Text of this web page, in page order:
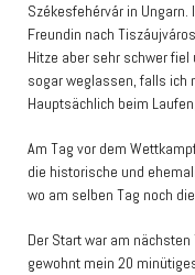
Székesfehérvár in
Freundin nach
Hitze aber sehr schwer
sogar weglassen, falls ich
Hauptsächlich beim
Am Tag vor dem
die historische und
wo am selben Tag noch
Der Start war am
gewohnt mein 20